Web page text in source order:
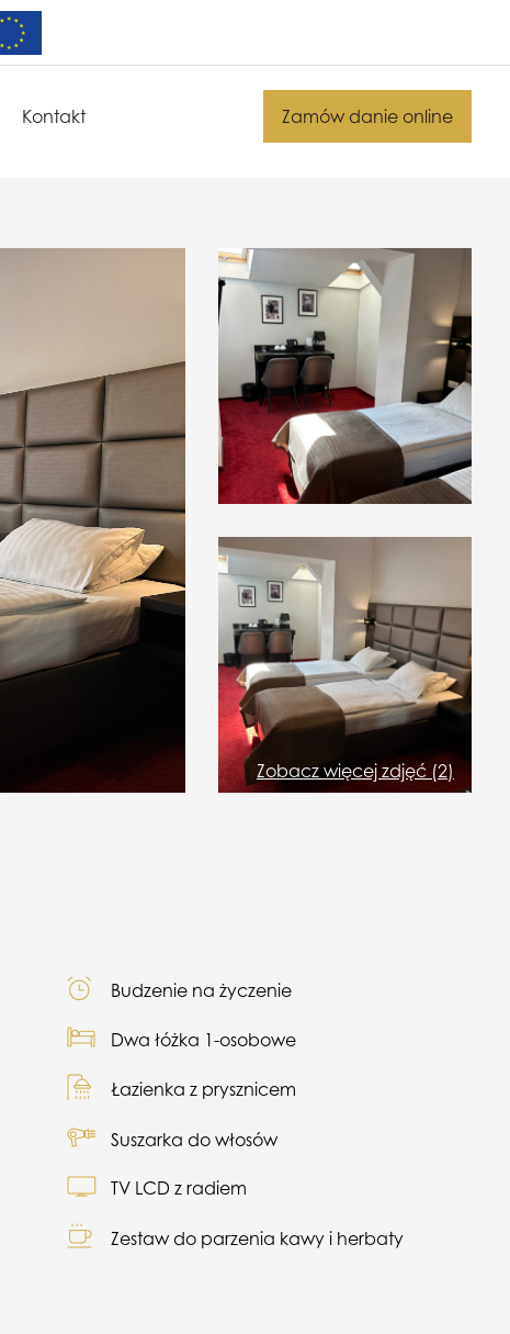
Kontakt Zamów danie online
Zobacz więcej zdjęć (2)
Budzenie na życzenie
Dwa łóżka 1-osobowe
Łazienka z prysznicem
Suszarka do włosów
TV LCD z radiem
Zestaw do parzenia kawy i herbaty